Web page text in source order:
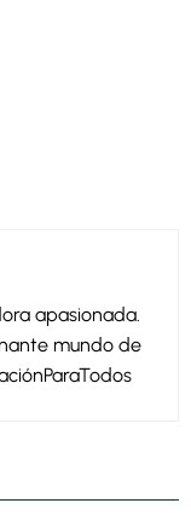
apasionada.
mundo de